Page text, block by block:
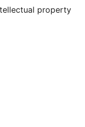
property